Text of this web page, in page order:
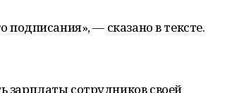
подписания», — сказано в тексте.
зарплаты сотрудников своей